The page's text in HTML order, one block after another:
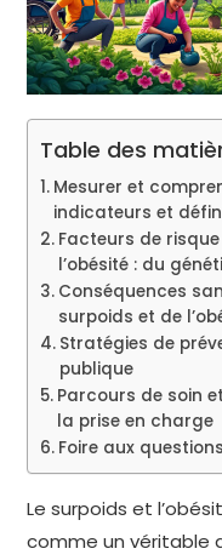
Table des
Mesurer et
indicateurs et
Facteurs de
l’obésité : du
Conséquences
surpoids et de
Stratégies de
publique
Parcours de soin
la prise en charge
Foire aux questions
Le surpoids et
comme un véritable